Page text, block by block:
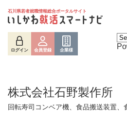
石川県若者就職情報総合ポータルサイト
ログイン 会員登録 企業様
株式会社石野製作所
回転寿司コンベア機、食品搬送装置、